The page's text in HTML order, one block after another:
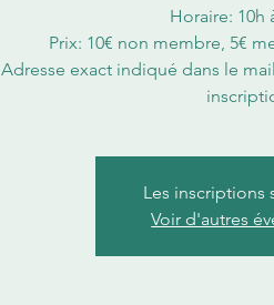
Horaire: 10h
Prix: 10€ non membre, 5€
Adresse exact indiqué dans le
Les inscriptions
Voir d'autres